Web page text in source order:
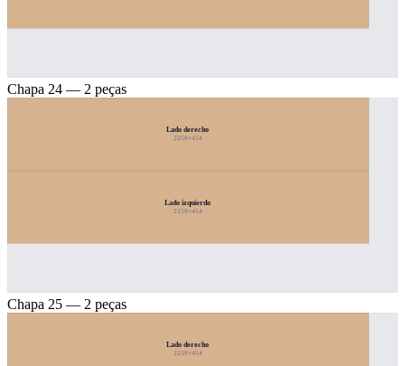
Chapa 24 — 2 peças
Lado derecho
2259×454
Lado izquierdo
2259×454
Chapa 25 — 2 peças
Lado derecho
2259×454